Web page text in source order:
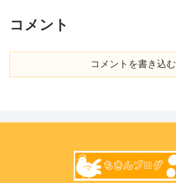
コメント
コメントを書き込む